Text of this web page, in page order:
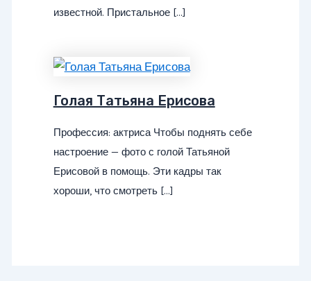
известной. Пристальное […]
Голая Татьяна Ерисова
Профессия: актриса Чтобы поднять себе
настроение — фото с голой Татьяной
Ерисовой в помощь. Эти кадры так
хороши, что смотреть […]